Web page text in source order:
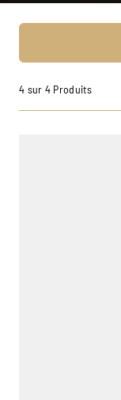
4 sur 4 Produits